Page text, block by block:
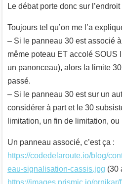
Le débat porte donc sur
Toujours tel qu’on me l’a
– Si le panneau 30 est associé
même poteau ET accolé SOUS
un panonceau), alors la limite
passé.
– Si le panneau 30 est sur un
considérer à part et le 30
limitation, un fin de limitation,
Un panneau associé, c’est ça :
https://codedelaroute.io/blog/
eau-signalisation-cassis.jpg (30
https://images.prismic.io/